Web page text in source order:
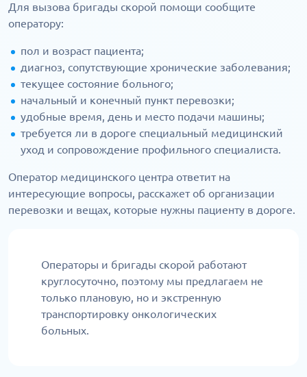
Для вызова бригады скорой помощи сообщите
оператору:
пол и возраст пациента;
диагноз, сопутствующие хронические заболевания;
текущее состояние больного;
начальный и конечный пункт перевозки;
удобные время, день и место подачи машины;
требуется ли в дороге специальный медицинский
уход и сопровождение профильного специалиста.
Оператор медицинского центра ответит на
интересующие вопросы, расскажет об организации
перевозки и вещах, которые нужны пациенту в дороге.
Операторы и бригады скорой работают
круглосуточно, поэтому мы предлагаем не
только плановую, но и экстренную
транспортировку онкологических
больных.